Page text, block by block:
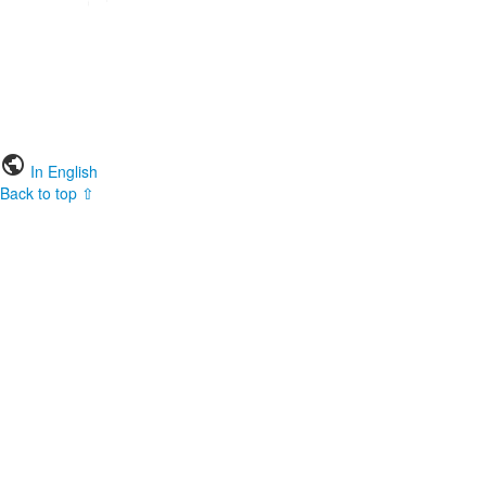
public In English
Back to top ⇧